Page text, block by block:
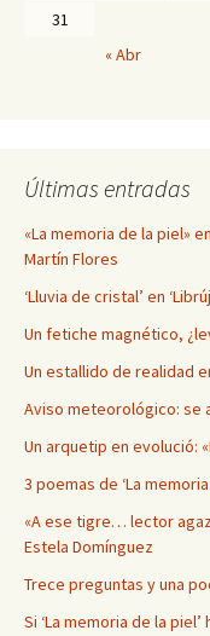
31
« Abr
Últimas entradas
«La memoria de la piel»
Martín Flores
‘Lluvia de cristal’ en
Un fetiche magnético,
Un estallido de realidad
Aviso meteorológico: se
Un arquetip en evolució:
3 poemas de ‘La
«A ese tigre… lector
Estela Domínguez
Trece preguntas y una
Si ‘La memoria de la